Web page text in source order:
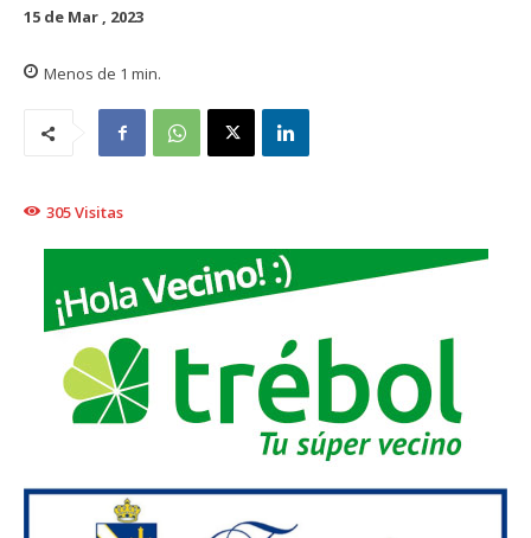
15 de Mar , 2023
Menos de 1 min.
305Visitas